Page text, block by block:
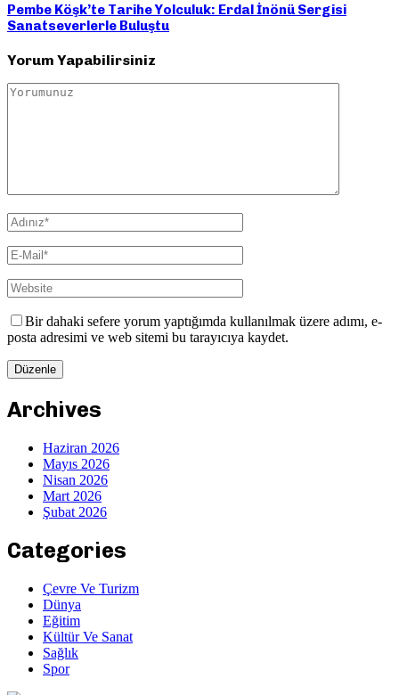
Pembe Köşk’te Tarihe Yolculuk: Erdal İnönü Sergisi
Sanatseverlerle Buluştu
Yorum Yapabilirsiniz
Bir dahaki sefere yorum yaptığımda kullanılmak üzere adımı, e-
posta adresimi ve web sitemi bu tarayıcıya kaydet.
Archives
Haziran 2026
Mayıs 2026
Nisan 2026
Mart 2026
Şubat 2026
Categories
Çevre Ve Turizm
Dünya
Eğitim
Kültür Ve Sanat
Sağlık
Spor